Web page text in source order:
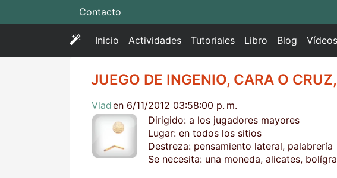
Contacto
Inicio Actividades(
c
r
e
n
t
)
Tutoriales Libro Blog Vídeos
JUEGO DE INGENIO, CARA O
Vladen 6/11/2012 03:58:00 p. m.
Dirigido: a los jugadores mayores
Lugar: en todos los sitios
Destreza: pensamiento lateral, palabrería
Se necesita: una moneda, alicates,